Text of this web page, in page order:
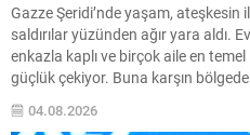
Gazze Şeridi’nde yaşam, ateşkesin
saldırılar yüzünden ağır yara aldı.
enkazla kaplı ve birçok aile en
güçlük çekiyor. Buna karşın
yaralarını sarmaya çalışıyor.
04.08.2026